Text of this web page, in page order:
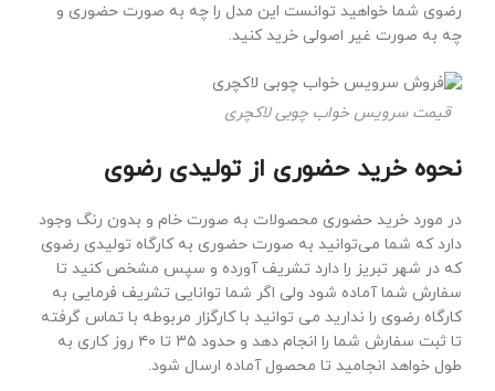
رضوی شما خواهید توانست این مدل را چه به صورت حضوری و
چه به صورت غیر اصولی خرید کنید.
قیمت سرویس خواب چوبی لاکچری
نحوه خرید حضوری از تولیدی رضوی
در مورد خرید حضوری محصولات به صورت خام و بدون رنگ وجود
دارد که شما می‌توانید به صورت حضوری به کارگاه تولیدی رضوی
که در شهر تبریز را دارد تشریف آورده و سپس مشخص کنید تا
سفارش شما آماده شود ولی اگر شما توانایی تشریف فرمایی به
کارگاه رضوی را ندارید می توانید با کارگزار مربوطه با تماس گرفته
تا ثبت سفارش شما را انجام دهد و حدود ۳۵ تا ۴۰ روز کاری به
طول خواهد انجامید تا محصول آماده ارسال شود.